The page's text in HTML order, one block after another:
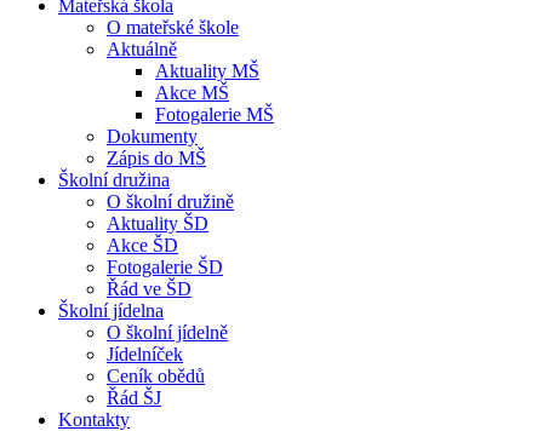
Mateřská škola
O mateřské škole
Aktuálně
Aktuality MŠ
Akce MŠ
Fotogalerie MŠ
Dokumenty
Zápis do MŠ
Školní družina
O školní družině
Aktuality ŠD
Akce ŠD
Fotogalerie ŠD
Řád ve ŠD
Školní jídelna
O školní jídelně
Jídelníček
Ceník obědů
Řád ŠJ
Kontakty